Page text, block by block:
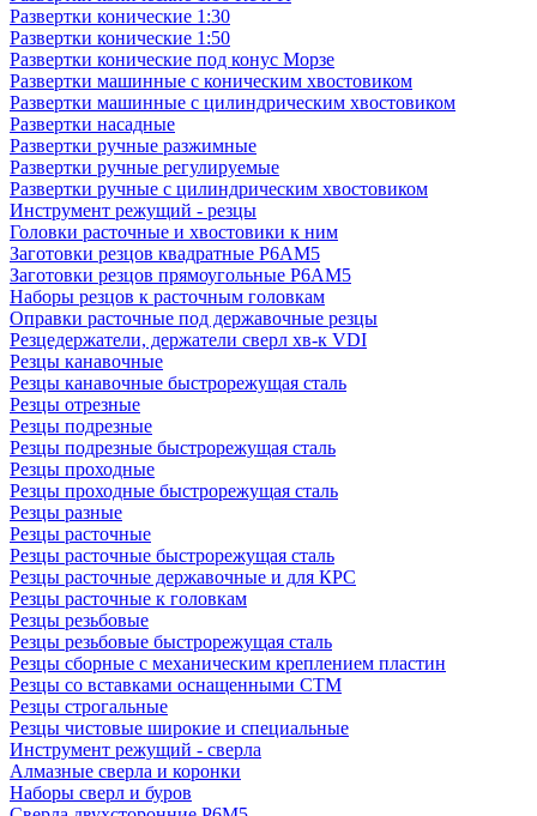
Развертки конические 1:30
Развертки конические 1:50
Развертки конические под конус Морзе
Развертки машинные с коническим хвостовиком
Развертки машинные с цилиндрическим хвостовиком
Развертки насадные
Развертки ручные разжимные
Развертки ручные регулируемые
Развертки ручные с цилиндрическим хвостовиком
Инструмент режущий - резцы
Головки расточные и хвостовики к ним
Заготовки резцов квадратные Р6АМ5
Заготовки резцов прямоугольные Р6АМ5
Наборы резцов к расточным головкам
Оправки расточные под державочные резцы
Резцедержатели, держатели сверл хв-к VDI
Резцы канавочные
Резцы канавочные быстрорежущая сталь
Резцы отрезные
Резцы подрезные
Резцы подрезные быстрорежущая сталь
Резцы проходные
Резцы проходные быстрорежущая сталь
Резцы разные
Резцы расточные
Резцы расточные быстрорежущая сталь
Резцы расточные державочные и для КРС
Резцы расточные к головкам
Резцы резьбовые
Резцы резьбовые быстрорежущая сталь
Резцы сборные с механическим креплением пластин
Резцы со вставками оснащенными СТМ
Резцы строгальные
Резцы чистовые широкие и специальные
Инструмент режущий - сверла
Алмазные сверла и коронки
Наборы сверл и буров